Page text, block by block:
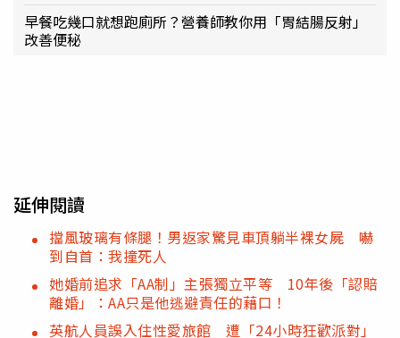
早餐吃幾口就想跑廁所？營養師教你用「胃結腸反射」
改善便秘
延伸閱讀
擋風玻璃有條腿！男返家驚見車頂躺半裸女屍 嚇
到自首：我撞死人
她婚前追求「AA制」主張獨立平等 10年後「認賠
離婚」：AA只是他逃避責任的藉口！
英航人員誤入住性愛旅館 遭「24小時狂歡派對」